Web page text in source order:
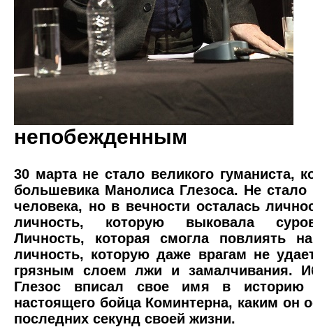
непобежденным
30 марта не стало великого гуманиста,
большевика Манолиса Глезоса. Не стало
человека, но в вечности осталась
личность, которую выковала
Личность, которая смогла повлиять
личность, которую даже врагам не
грязным слоем лжи и замалчивания.
Глезос вписал свое имя в историю
настоящего бойца Коминтерна, каким он
последних секунд своей жизни.